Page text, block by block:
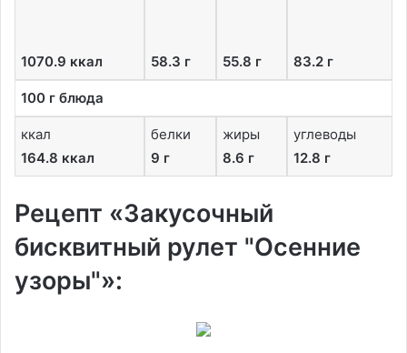
1070.9 ккал 58.3 г 55.8 г 83.2 г
100 г блюда
ккал
164.8 ккал
белки
9 г
жиры
8.6 г
углеводы
12.8 г
Рецепт «Закусочный
бисквитный рулет "Осенние
узоры"»: